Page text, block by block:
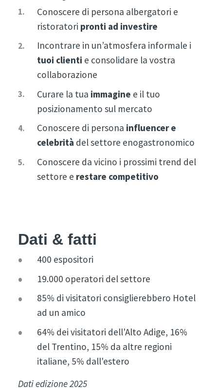
Conoscere di persona albergatori e
ristoratori pronti ad investire
Incontrare in un’atmosfera informale i
tuoi clienti e consolidare la vostra
collaborazione
Curare la tua immagine e il tuo
posizionamento sul mercato
Conoscere di persona influencer e
celebrità del settore enogastronomico
Conoscere da vicino i prossimi trend del
settore e restare competitivo
Dati & fatti
400 espositori
19.000 operatori del settore
85% di visitatori consiglierebbero Hotel
ad un amico
64% dei visitatori dell'Alto Adige, 16%
del Trentino, 15% da altre regioni
italiane, 5% dall'estero
Dati edizione 2025